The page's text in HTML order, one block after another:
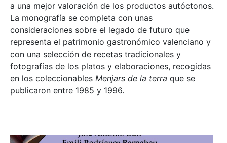
a una mejor valoración de los productos autóctonos.
La monografía se completa con unas
consideraciones sobre el legado de futuro que
representa el patrimonio gastronómico valenciano y
con una selección de recetas tradicionales y
fotografías de los platos y elaboraciones, recogidas
en los coleccionables Menjars de la terra que se
publicaron entre 1985 y 1996.